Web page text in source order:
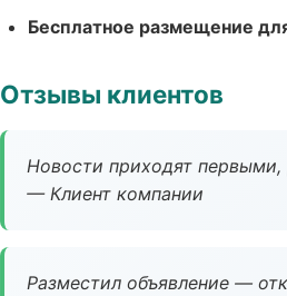
Бесплатное размещение
Отзывы клиентов
Новости приходят первыми,
— Клиент компании
Разместил объявление —